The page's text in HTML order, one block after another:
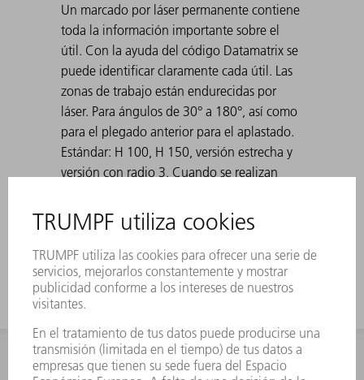
Un marcado por láser permanente contiene
toda la información importante sobre el
útil. Con la ayuda del código Datamatrix se
puede identificar claramente cada útil. Las
zonas de trabajo están endurecidas por
láser. Para ángulos de 30° a 180°, así como
para el plegado anterior para el aplastado.
Estándar: H 100, H 150, versión estrecha y
versión con radio 3. Cuando se realizan
chapa doblada puede atascarse en la
matriz. Las ayudas de expulsión de TRUMPF
resuelven este problema.
INFORMACIÓN